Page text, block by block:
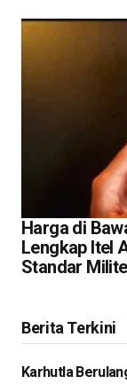
Harga di
Lengkap Itel
Standar
Berita Terkini
Karhutla